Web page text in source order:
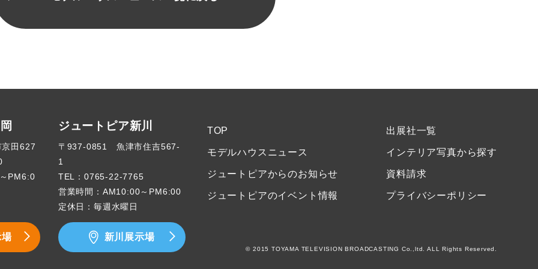
TOP
モデルハウスニュース
ジュートピアからのお知らせ
ジュートピアのイベント情報
出展社一覧
インテリア写真から探す
資料請求
プライバシーポリシー
田627
PM6:0
ジュートピア新川
〒937-0851 魚津市住吉567-
1
TEL：0765-22-7765
営業時間：AM10:00～PM6:00
定休日：毎週水曜日
新川展示場
© 2015 TOYAMA TELEVISION BROADCASTING Co.,ltd. ALL Rights Reserved.